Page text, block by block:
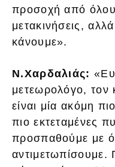
προσοχή από
μετακινήσεις,
κάνουμε».
Ν.Χαρδαλιάς:
μετεωρολόγο,
είναι μία ακόμη
πιο εκτεταμένες
προσπαθούμε με
αντιμετωπίσουμε.